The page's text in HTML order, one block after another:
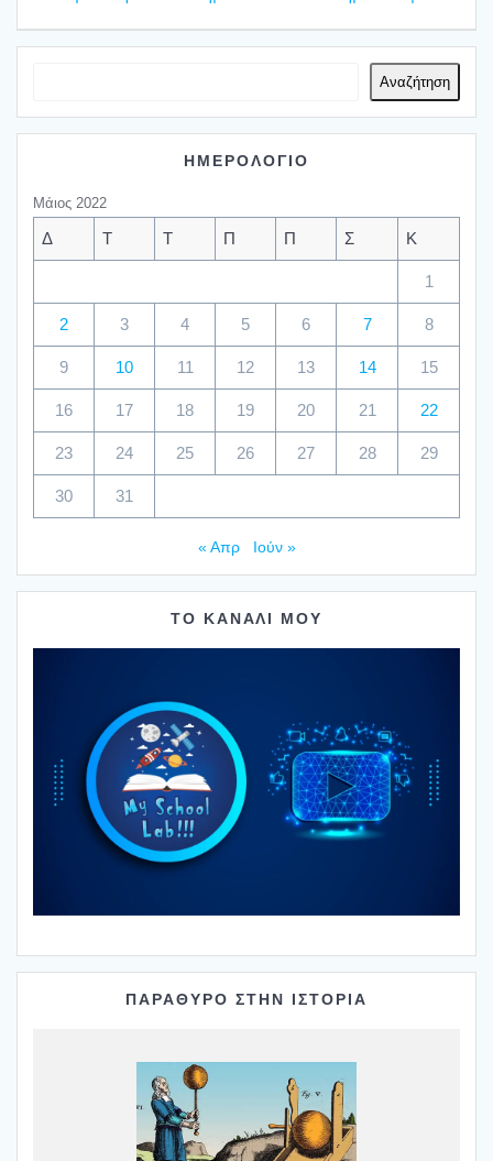
Αναζήτηση
ΗΜΕΡΟΛΟΓΙΟ
Μάιος 2022
Δ Τ Τ Π Π Σ Κ
1
2 3 4 5 6 7 8
9 10 11 12 13 14 15
16 17 18 19 20 21 22
23 24 25 26 27 28 29
30 31
« Απρ Ιούν »
ΤΟ ΚΑΝΑΛΙ ΜΟΥ
ΠΑΡΑΘΥΡΟ ΣΤΗΝ ΙΣΤΟΡΙΑ